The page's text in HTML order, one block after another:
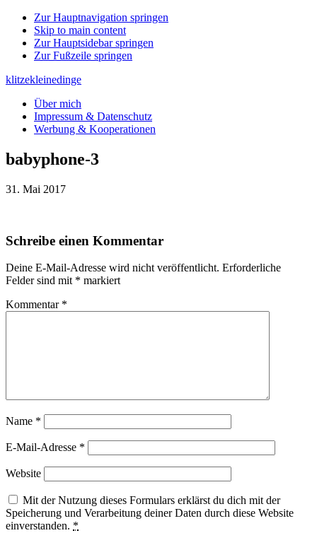
Zur Hauptnavigation springen
Skip to main content
Zur Hauptsidebar springen
Zur Fußzeile springen
klitzekleinedinge
Über mich
Impressum & Datenschutz
Werbung & Kooperationen
babyphone-3
31. Mai 2017
Leser-
Schreibe einen Kommentar
Deine E-Mail-Adresse wird nicht veröffentlicht. Erforderliche
Felder sind mit * markiert
Kommentar *
Name *
E-Mail-Adresse *
Website
Mit der Nutzung dieses Formulars erklärst du dich mit der
Speicherung und Verarbeitung deiner Daten durch diese Website
einverstanden. *